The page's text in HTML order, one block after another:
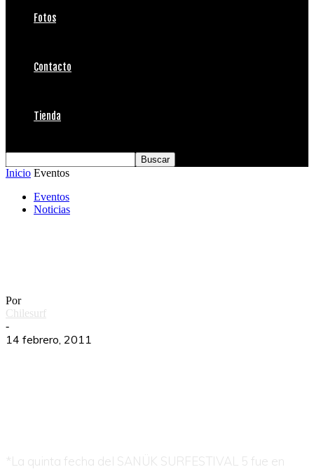
Fotos
Contacto
Tienda
Inicio Eventos
Eventos
Noticias
Por
Chilesurf
-
14 febrero, 2011
*La quinta fecha del SANÜK SURFESTIVAL 5 fue en